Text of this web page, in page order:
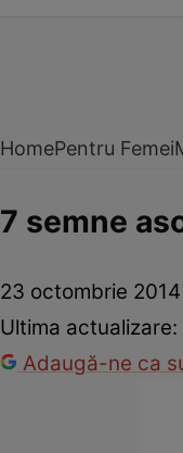
HomePentru Femei
7 semne
23 octombrie
Ultima actualizare:
Adaugă-ne ca